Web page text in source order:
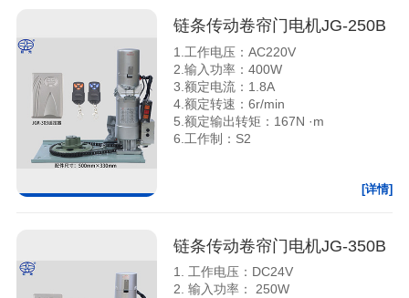
链条传动卷帘门电机JG-250B
1.工作电压：AC220V
2.输入功率：400W
3.额定电流：1.8A
4.额定转速：6r/min
5.额定输出转矩：167N ·m
6.工作制：S2
[详情]
链条传动卷帘门电机JG-350B
1. 工作电压：DC24V
2. 输入功率： 250W